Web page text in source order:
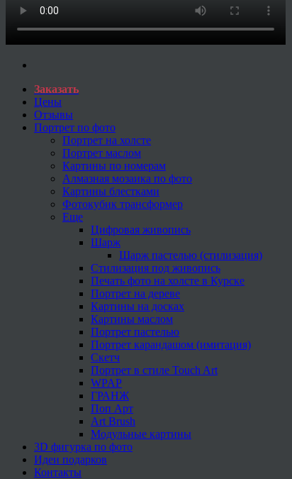
Заказать
Цены
Отзывы
Портрет по фото
Портрет на холсте
Портрет маслом
Картины по номерам
Алмазная мозаика по фото
Картины блестками
Фотокубик трансформер
Еще
Цифровая живопись
Шарж
Шарж пастелью (стилизация)
Стилизация под живопись
Печать фото на холсте в Курске
Портрет на дереве
Картины на досках
Картины маслом
Портрет пастелью
Портрет карандашом (имитация)
Скетч
Портрет в стиле Touch Art
WPAP
ГРАНЖ
Поп Арт
Art Brush
Модульные картины
3D фигурка по фото
Идеи подарков
Контакты